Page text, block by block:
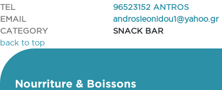
TEL
96523152 ANTROS
EMAIL
androsleonidou1@yahoo.gr
CATEGORY
SNACK BAR
back to top
Nourriture & Boissons